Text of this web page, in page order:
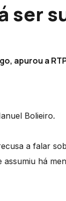
ser
apurou a
Bolieiro.
a falar
há